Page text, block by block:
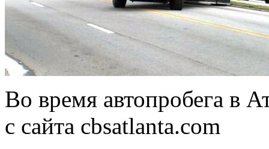
Во время автопробега в
с сайта cbsatlanta.com